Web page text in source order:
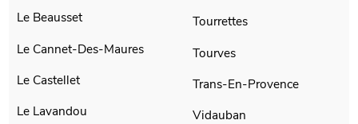
Le Beausset
Le Cannet-Des-Maures
Le Castellet
Le Lavandou
Tourrettes
Tourves
Trans-En-Provence
Vidauban